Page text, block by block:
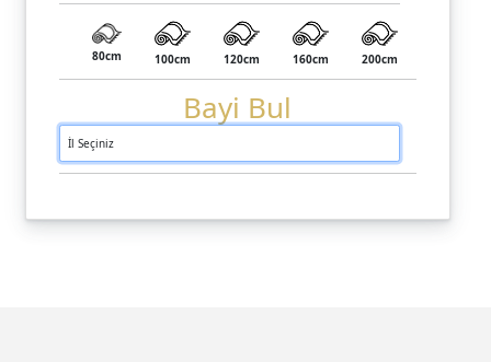
80cm 100cm 120cm 160cm 200cm
Bayi Bul